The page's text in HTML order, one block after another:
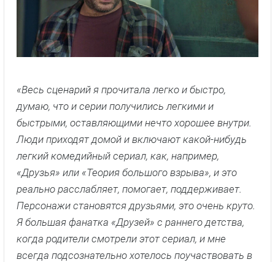
«Весь сценарий я прочитала легко и быстро,
думаю, что и серии получились легкими и
быстрыми, оставляющими нечто хорошее внутри.
Люди приходят домой и включают какой-нибудь
легкий комедийный сериал, как, например,
«Друзья» или «Теория большого взрыва», и это
реально расслабляет, помогает, поддерживает.
Персонажи становятся друзьями, это очень круто.
Я большая фанатка «Друзей» с раннего детства,
когда родители смотрели этот сериал, и мне
всегда подсознательно хотелось поучаствовать в